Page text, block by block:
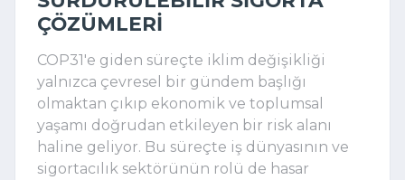
ÇÖZÜMLERI
COP31'e giden süreçte iklim değişikliği
yalnızca çevresel bir gündem başlığı
olmaktan çıkıp ekonomik ve toplumsal
yaşamı doğrudan etkileyen bir risk alanı
haline geliyor. Bu süreçte iş dünyasının ve
sigortacılık sektörünün rolü de hasar